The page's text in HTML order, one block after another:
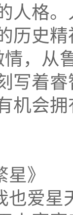
人格
历史
，从
写着
机会
星》
也爱星